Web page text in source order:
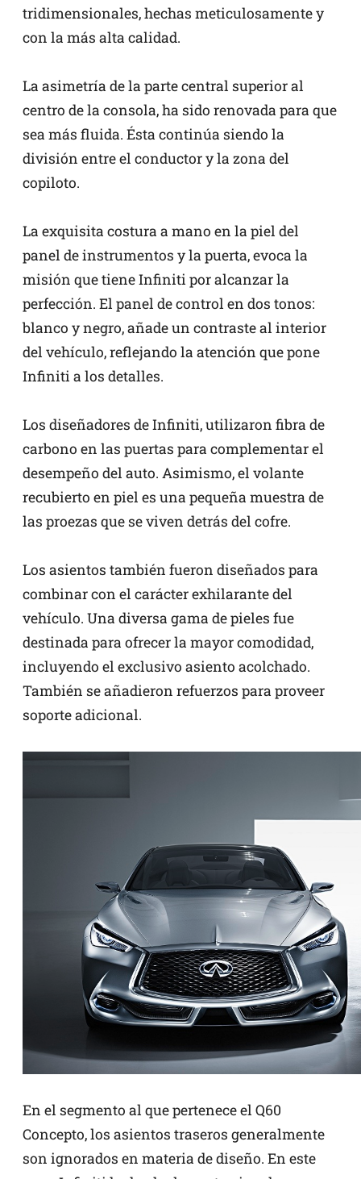
tridimensionales, hechas meticulosamente y
con la más alta calidad.
La asimetría de la parte central superior al
centro de la consola, ha sido renovada para que
sea más fluida. Ésta continúa siendo la
división entre el conductor y la zona del
copiloto.
La exquisita costura a mano en la piel del
panel de instrumentos y la puerta, evoca la
misión que tiene Infiniti por alcanzar la
perfección. El panel de control en dos tonos:
blanco y negro, añade un contraste al interior
del vehículo, reflejando la atención que pone
Infiniti a los detalles.
Los diseñadores de Infiniti, utilizaron fibra de
carbono en las puertas para complementar el
desempeño del auto. Asimismo, el volante
recubierto en piel es una pequeña muestra de
las proezas que se viven detrás del cofre.
Los asientos también fueron diseñados para
combinar con el carácter exhilarante del
vehículo. Una diversa gama de pieles fue
destinada para ofrecer la mayor comodidad,
incluyendo el exclusivo asiento acolchado.
También se añadieron refuerzos para proveer
soporte adicional.
En el segmento al que pertenece el Q60
Concepto, los asientos traseros generalmente
son ignorados en materia de diseño. En este